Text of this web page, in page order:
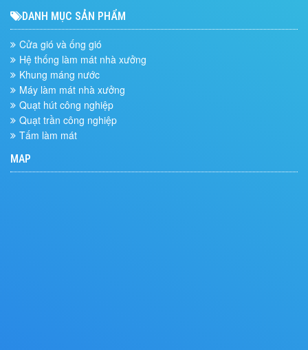
DANH MỤC SẢN PHẨM
Cửa gió và ống gió
Hệ thống làm mát nhà xưởng
Khung máng nước
Máy làm mát nhà xưởng
Quạt hút công nghiệp
Quạt trần công nghiệp
Tấm làm mát
MAP